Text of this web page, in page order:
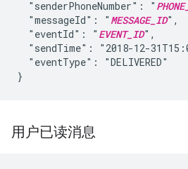
  "senderPhoneNumber": "
  "messageId": "
MESSAGE_ID",
  "eventId": "
EVENT_ID",
"sendTime": "2018-12-
  "eventType": "DELIVERED"
}
用户已读消息